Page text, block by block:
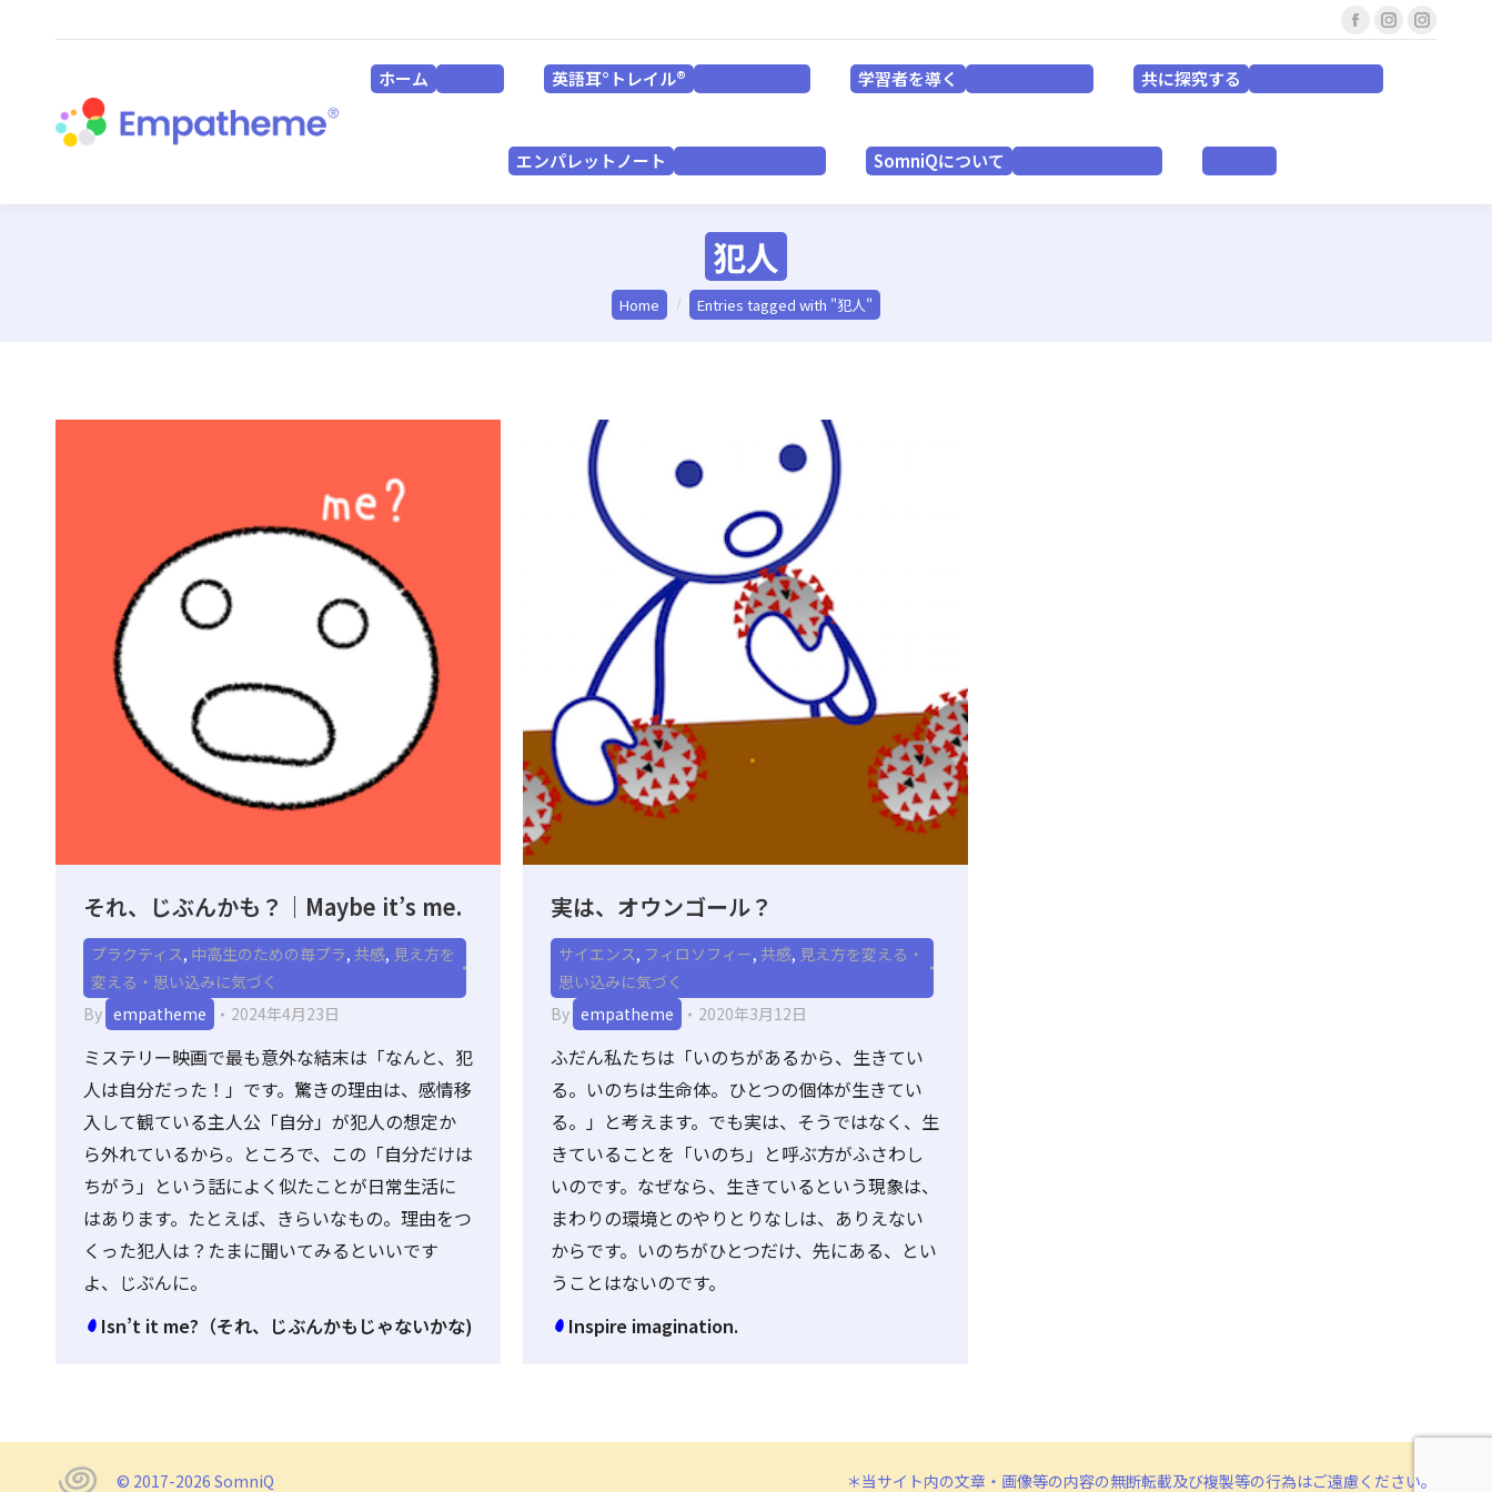
Facebook
page
opens
Instagram
ホーム 英語耳°トレイル® 学習者を導く 共に探究する
エンパレットノート SomniQについて
犯人
You are here:
Home Entries tagged with "犯人"
それ、じぶんかも？｜Maybe it’s me.
プラクティス, 中高生のための毎プラ, 共感, 見え方を
変える・思い込みに気づく
By empatheme 2024年4月23日
ミステリー映画で最も意外な結末は「なんと、犯
人は自分だった！」です。驚きの理由は、感情移
入して観ている主人公「自分」が犯人の想定か
ら外れているから。ところで、この「自分だけは
ちがう」という話によく似たことが日常生活に
はあります。たとえば、きらいなもの。理由をつ
くった犯人は？たまに聞いてみるといいです
よ、じぶんに。
Isn’t it me?（それ、じぶんかもじゃないかな)
実は、オウンゴール？
サイエンス, フィロソフィー, 共感, 見え方を変える・
思い込みに気づく
By empatheme 2020年3月12日
ふだん私たちは「いのちがあるから、生きてい
る。いのちは生命体。ひとつの個体が生きてい
る。」と考えます。でも実は、そうではなく、生
きていることを「いのち」と呼ぶ方がふさわし
いのです。なぜなら、生きているという現象は、
まわりの環境とのやりとりなしは、ありえない
からです。いのちがひとつだけ、先にある、とい
うことはないのです。
Inspire imagination.
© 2017-2026 SomniQ ＊当サイト内の文章・画像等の内容の無断転載及び複製等の行為はご遠慮ください。
ホーム HOME 英語耳°トレイル® for LEARNERS 学習者を導く for EDUCATORS 共に探究する for RESEACHERS